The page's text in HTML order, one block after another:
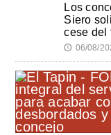
Los
Siero
cese del
🕔 06/08/